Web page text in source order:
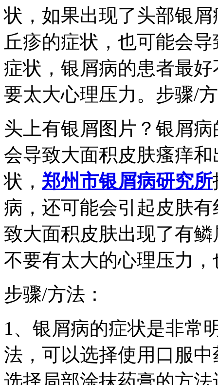
状，如果出现了头部银
丘疹的症状，也可能会
症状，银屑病的患者最
要太大心理压力。步骤/
头上有银屑图片？银屑
会导致大面积皮肤瘙痒
状， 郑州市银屑病研究所
病，还可能会引起皮肤
致大面积皮肤出现了有
不要有太大的心理压力
步骤/方法：
1、银屑病的症状是非常
法，可以选择使用口服
选择局部涂抹药膏的方